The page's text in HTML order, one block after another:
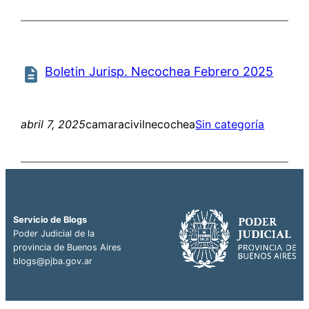
Boletin Jurisp. Necochea Febrero 2025
abril 7, 2025camaracivilnecocheaSin categoría
Servicio de Blogs
Poder Judicial de la
provincia de Buenos Aires
blogs@pjba.gov.ar